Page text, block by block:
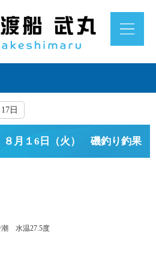
日
月１6日（火） 磯釣り釣果
水温27.5度